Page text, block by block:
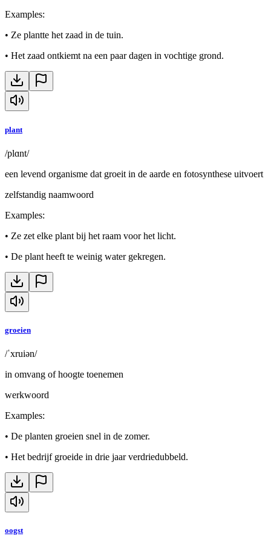
Examples:
• Ze plantte het zaad in de tuin.
• Het zaad ontkiemt na een paar dagen in vochtige grond.
plant
/plɑnt/
een levend organisme dat groeit in de aarde en fotosynthese uitvoert
zelfstandig naamwoord
Examples:
• Ze zet elke plant bij het raam voor het licht.
• De plant heeft te weinig water gekregen.
groeien
/ˈxruiən/
in omvang of hoogte toenemen
werkwoord
Examples:
• De planten groeien snel in de zomer.
• Het bedrijf groeide in drie jaar verdriedubbeld.
oogst